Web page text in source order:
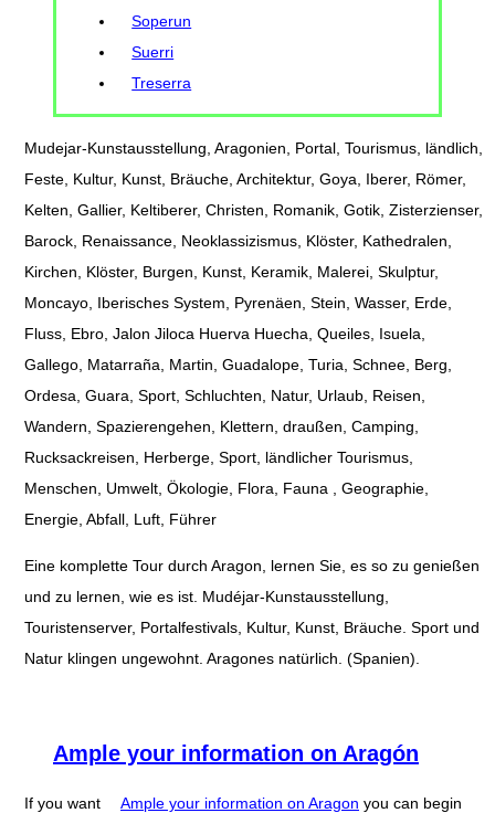
Soperun
Suerri
Treserra
Mudejar-Kunstausstellung, Aragonien, Portal, Tourismus, ländlich,
Feste, Kultur, Kunst, Bräuche, Architektur, Goya, Iberer, Römer,
Kelten, Gallier, Keltiberer, Christen, Romanik, Gotik, Zisterzienser,
Barock, Renaissance, Neoklassizismus, Klöster, Kathedralen,
Kirchen, Klöster, Burgen, Kunst, Keramik, Malerei, Skulptur,
Moncayo, Iberisches System, Pyrenäen, Stein, Wasser, Erde,
Fluss, Ebro, Jalon Jiloca Huerva Huecha, Queiles, Isuela,
Gallego, Matarraña, Martin, Guadalope, Turia, Schnee, Berg,
Ordesa, Guara, Sport, Schluchten, Natur, Urlaub, Reisen,
Wandern, Spazierengehen, Klettern, draußen, Camping,
Rucksackreisen, Herberge, Sport, ländlicher Tourismus,
Menschen, Umwelt, Ökologie, Flora, Fauna , Geographie,
Energie, Abfall, Luft, Führer
Eine komplette Tour durch Aragon, lernen Sie, es so zu genießen
und zu lernen, wie es ist. Mudéjar-Kunstausstellung,
Touristenserver, Portalfestivals, Kultur, Kunst, Bräuche. Sport und
Natur klingen ungewohnt. Aragones natürlich. (Spanien).
Ample your information on Aragón
If you want Ample your information on Aragon you can begin